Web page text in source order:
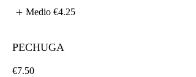
Medio €4.25
PECHUGA
€7.50